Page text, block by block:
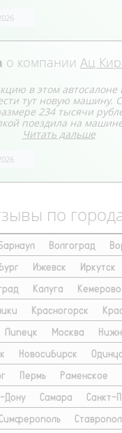
о компании Ац
в этом
тут новую машину.
234 тысячи
поездила на
Читать дальше
по
Волгоград
Ижевск Иркутск
Калуга Кемерово
Красногорск
Липецк Москва
Новосибирск
Пермь Раменское
Дону
Самара
Санкт-
Симферополь